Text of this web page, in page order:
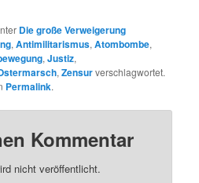
Die große Verweigerung
,Antimilitarismus,Atombombe,
,Justiz,
,Zensurverschlagwortet.
Permalink.
Kommentar
nicht veröffentlicht.